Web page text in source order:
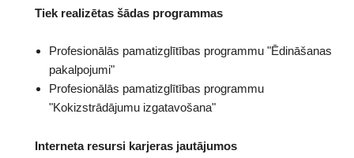
Tiek realizētas šādas programmas
Profesionālās pamatizglītības programmu "Ēdināšanas
pakalpojumi"
Profesionālās pamatizglītības programmu
"Kokizstrādājumu izgatavošana"
Interneta resursi karjeras jautājumos